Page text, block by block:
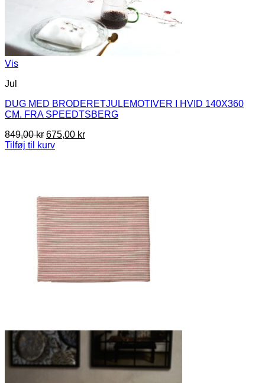
Vis
Jul
DUG MED BRODERETJULEMOTIVER I HVID 140X360
CM. FRA SPEEDTSBERG
849,00kr Den
oprindelige
675,00 krDen
Tilføj til kurv